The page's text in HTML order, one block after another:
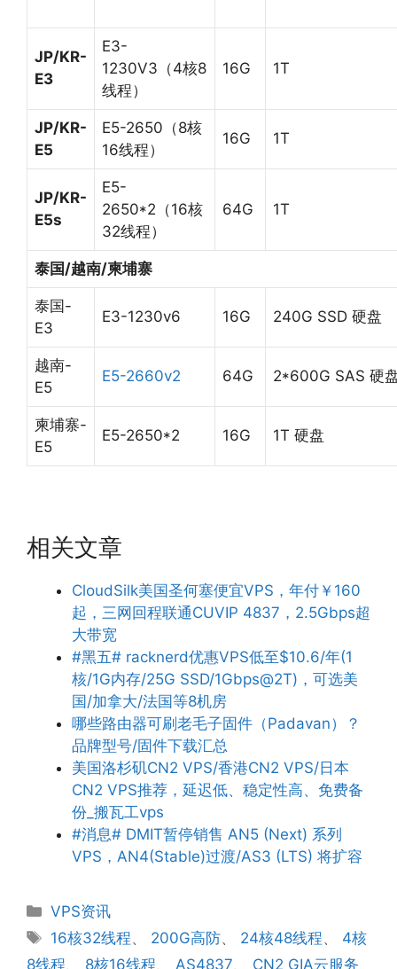
JP/KR-
E3
E3-
1230V3（4核8
线程）
16G 1T
JP/KR-
E5
E5-2650（8核
16线程）
16G 1T
JP/KR-
E5s
E5-
2650*2（16核
32线程）
64G 1T
泰国/越南/柬埔寨
泰国-
E3
E3-1230v6 16G 240G SSD 硬盘
越南-
E5
E5-2660v2 64G 2*600G SAS 硬
柬埔寨-
E5
E5-2650*2 16G 1T 硬盘
相关文章
CloudSilk美国圣何塞便宜VPS，年付￥160
起，三网回程联通CUVIP 4837，2.5Gbps超
大带宽
#黑五# racknerd优惠VPS低至$10.6/年(1
核/1G内存/25G SSD/1Gbps@2T)，可选美
国/加拿大/法国等8机房
哪些路由器可刷老毛子固件（Padavan）？
品牌型号/固件下载汇总
美国洛杉矶CN2 VPS/香港CN2 VPS/日本
CN2 VPS推荐，延迟低、稳定性高、免费备
份_搬瓦工vps
#消息# DMIT暂停销售 AN5 (Next) 系列
VPS，AN4(Stable)过渡/AS3 (LTS) 将扩容
分
类
VPS资讯
标
签
16核32线程、 200G高防、 24核48线程、 4核
8线程、 8核16线程、 AS4837、 CN2 GIA云服务